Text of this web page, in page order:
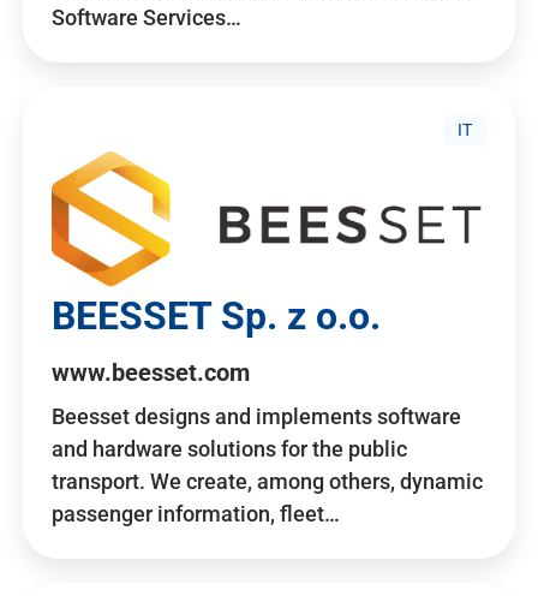
Software Services…
IT
BEESSET Sp. z o.o.
www.beesset.com
Beesset designs and implements software
and hardware solutions for the public
transport. We create, among others, dynamic
passenger information, fleet…